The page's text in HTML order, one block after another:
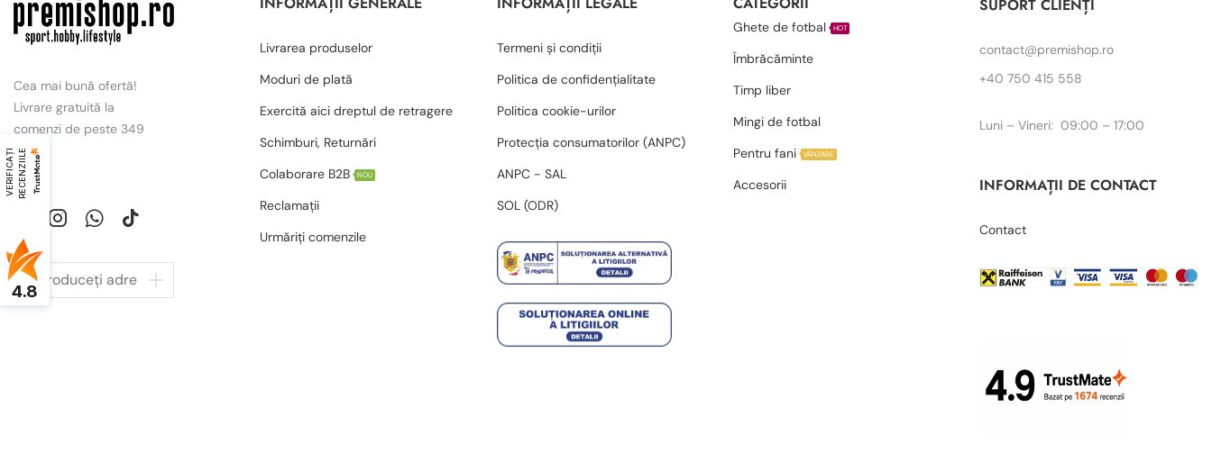
Cea mai bună ofertă!
Livrare gratuită la
comenzi de peste 349
lei.
Livrarea produselor
Moduri de plată
Exercită aici dreptul de retragere
Schimburi, Returnări
Colaborare B2B
NOU
Reclamații
Urmăriți comenzile
Termeni și condiții
Politica de confidențialitate
Politica cookie-urilor
Protecția consumatorilor (ANPC)
ANPC - SAL
SOL (ODR)
Ghete de fotbal HOT
Îmbrăcăminte
Timp liber
Mingi de fotbal
Pentru fani
VÂNZARE
Accesorii
SUPORT CLIENȚI
contact@premishop.ro
+40 750 415 558
Luni – Vineri: 09:00 – 17:00
INFORMAȚII DE CONTACT
Contact
V
E
R
I
F
I
C
A
Ț
I
R
E
C
E
N
Z
I
I
LE
4.8